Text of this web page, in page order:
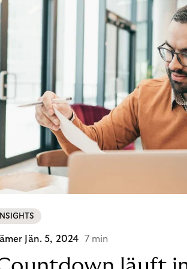
INSIGHTS
Jän. 5, 2024 7 min